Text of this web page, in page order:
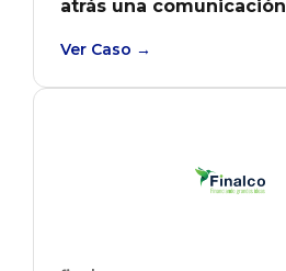
atrás una comunicación
comercios.
Ver Caso →